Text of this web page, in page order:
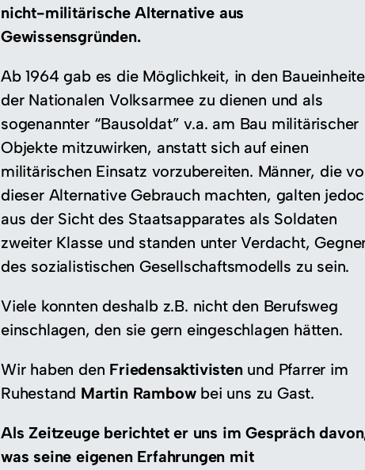
nicht-militärische Alternative aus
Gewissensgründen.
Ab 1964 gab es die Möglichkeit, in den
der Nationalen Volksarmee zu dienen und als
sogenannter “Bausoldat” v.a. am Bau militärischer
Objekte mitzuwirken, anstatt sich auf einen
militärischen Einsatz vorzubereiten. Männer, die
dieser Alternative Gebrauch machten, galten
aus der Sicht des Staatsapparates als Soldaten
zweiter Klasse und standen unter Verdacht,
des sozialistischen Gesellschaftsmodells zu sein.
Viele konnten deshalb z.B. nicht den Berufsweg
einschlagen, den sie gern eingeschlagen hätten.
Wir haben den Friedensaktivisten und Pfarrer im
Ruhestand Martin Rambowbei uns zu Gast.
Als Zeitzeuge berichtet er uns im Gespräch
was seine eigenen Erfahrungen mit